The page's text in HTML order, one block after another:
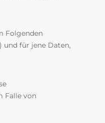
Folgenden
und für jene Daten,
Falle von